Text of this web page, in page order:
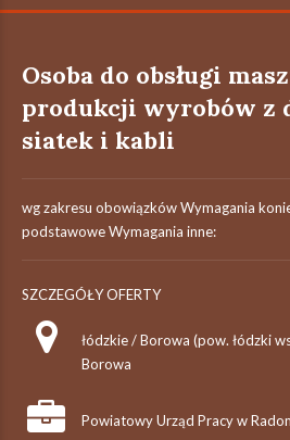
Osoba do obsługi
produkcji wyrobów z
siatek i kabli
wg zakresu obowiązków Wymagania
podstawowe Wymagania inne:
SZCZEGÓŁY OFERTY
łódzkie / Borowa (pow. łódzki
Borowa
Powiatowy Urząd Pracy w